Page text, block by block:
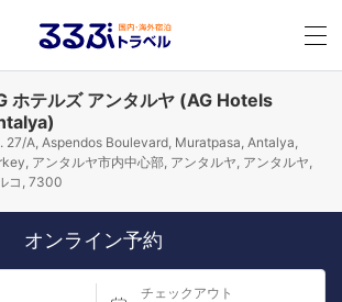
ホテルズ アンタルヤ (AG Hotels
27/A, Aspendos Boulevard, Muratpasa, Antalya,
アンタルヤ市内中心部, アンタルヤ, アンタルヤ,
コ, 7300
オンライン予約
チェックアウト